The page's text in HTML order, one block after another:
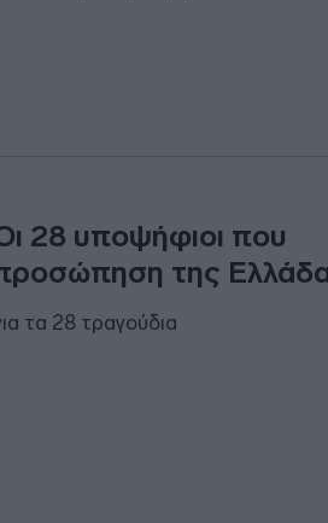
28 υποψήφιοι που
της
τα 28 τραγούδια